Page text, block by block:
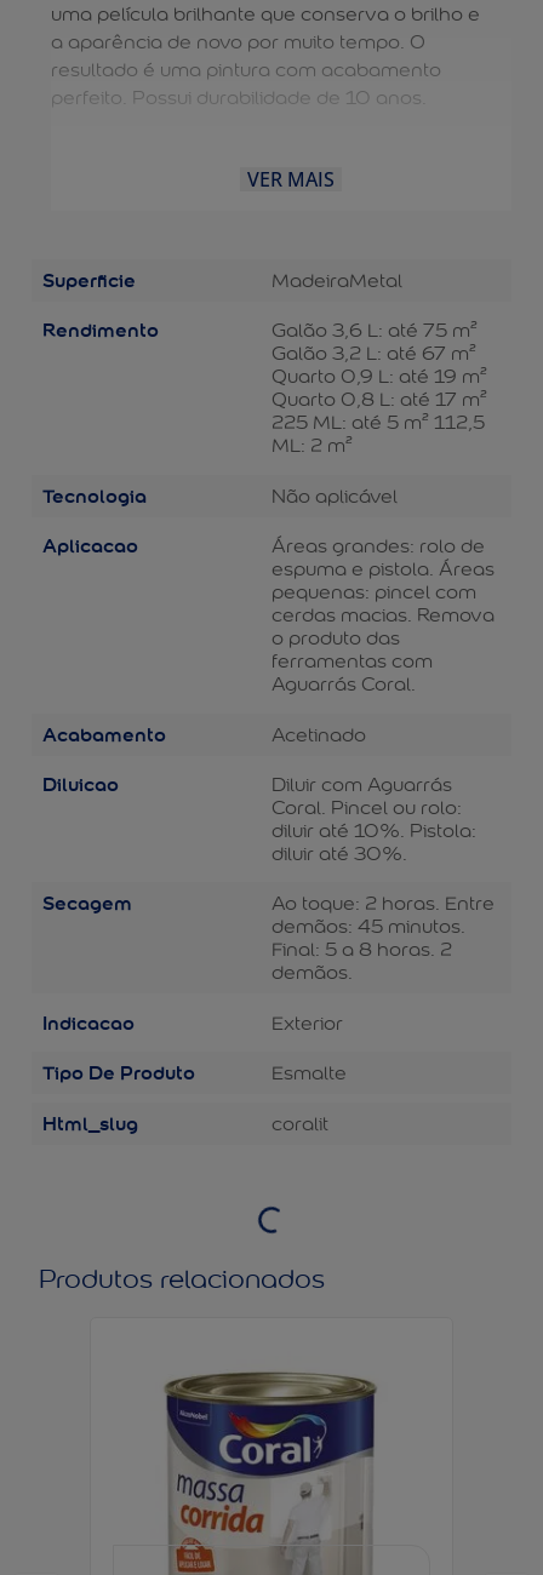
uma película brilhante que conserva o brilho e
a aparência de novo por muito tempo. O
resultado é uma pintura com acabamento
perfeito. Possui durabilidade de 10 anos.
VER MAIS
Superficie MadeiraMetal
Rendimento
Galão 3,6 L: até 75 m²
Galão 3,2 L: até 67 m²
Quarto 0,9 L: até 19 m²
Quarto 0,8 L: até 17 m²
225 ML: até 5 m² 112,5
ML: 2 m²
Tecnologia Não aplicável
Aplicacao
Áreas grandes: rolo de
espuma e pistola. Áreas
pequenas: pincel com
cerdas macias. Remova
o produto das
ferramentas com
Aguarrás Coral.
Acabamento Acetinado
Diluicao
Diluir com Aguarrás
Coral. Pincel ou rolo:
diluir até 10%. Pistola:
diluir até 30%.
Secagem
Ao toque: 2 horas. Entre
demãos: 45 minutos.
Final: 5 a 8 horas. 2
demãos.
Indicacao Exterior
Tipo De Produto Esmalte
Html_slug coralit
Produtos relacionados